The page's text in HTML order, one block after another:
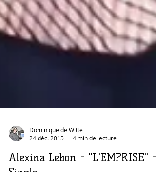
Dominique de Witte
24 déc. 2015
4 min de lecture